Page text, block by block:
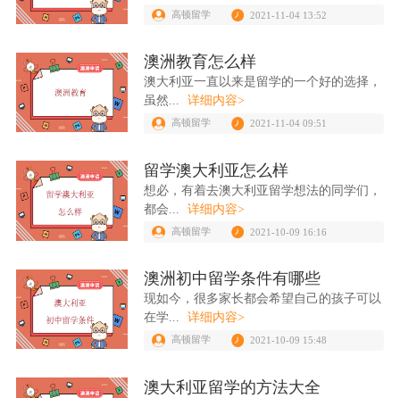
高顿留学 2021-11-04 13:52
澳洲教育怎么样
澳大利亚一直以来是留学的一个好的选择，
虽然...
详细内容>
高顿留学 2021-11-04 09:51
留学澳大利亚怎么样
想必，有着去澳大利亚留学想法的同学们，
都会...
详细内容>
高顿留学 2021-10-09 16:16
澳洲初中留学条件有哪些
现如今，很多家长都会希望自己的孩子可以
在学...
详细内容>
高顿留学 2021-10-09 15:48
澳大利亚留学的方法大全